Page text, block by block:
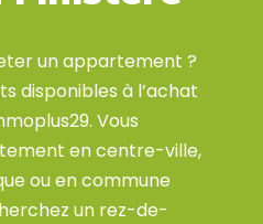
Mon Bien
Vendus
Loués
AGENCE
un appartement ?
disponibles à l’achat
Vous
en centre-ville,
ou en commune
un rez-de-